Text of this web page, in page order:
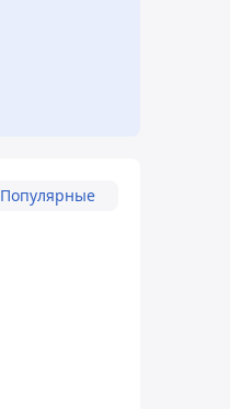
Популярные